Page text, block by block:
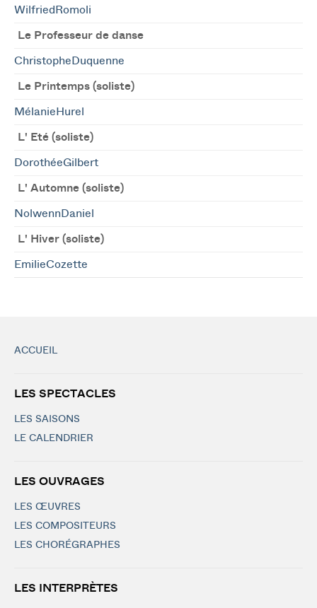
WilfriedRomoli
Le Professeur de danse
ChristopheDuquenne
Le Printemps (soliste)
MélanieHurel
L' Eté (soliste)
DorothéeGilbert
L' Automne (soliste)
NolwennDaniel
L' Hiver (soliste)
EmilieCozette
ACCUEIL
LES SPECTACLES
LES SAISONS
LE CALENDRIER
LES OUVRAGES
LES ŒUVRES
LES COMPOSITEURS
LES CHORÉGRAPHES
LES INTERPRÈTES